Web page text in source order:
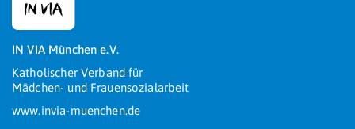
IN VIA München e.V.
Katholischer Verband für
Mädchen- und Frauensozialarbeit
www.invia-muenchen.de